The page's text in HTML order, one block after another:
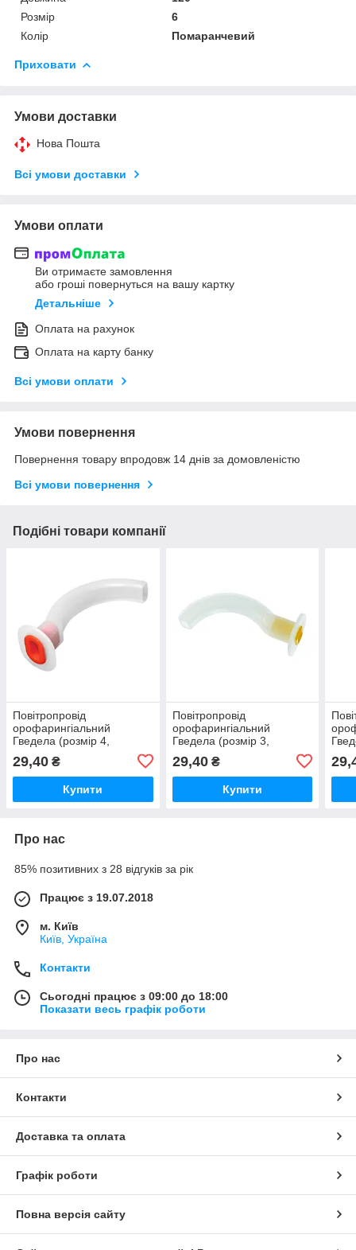
Розмір
6
Колір
Помаранчевий
Приховати
Умови доставки
Нова Пошта
Всі умови доставки
Умови оплати
Ви отримаєте замовлення
або гроші повернуться на вашу картку
Детальніше
Оплата на рахунок
Оплата на карту банку
Всі умови оплати
Умови повернення
Повернення товару впродовж 14 днів за домовленістю
Всі умови повернення
Подібні товари компанії
Повітропровід
орофарингіальний
Гведела (розмір 4,
стерильний
29,40 ₴
Купити
Повітропровід
орофарингіальний
Гведела (розмір 3,
стерильний
29,40₴
Купити
Про нас
85% позитивних з 28 відгуків за рік
Працює з 19.07.2018
м. Київ
Київ, Україна
Контакти
Сьогодні працює з 09:00 до 18:00
Показати весь графік роботи
Про нас
Контакти
Доставка та оплата
Графік роботи
Повна версія сайту